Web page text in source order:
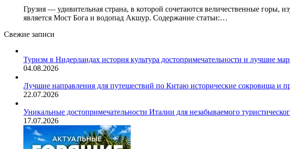
Грузия — удивительная страна, в которой сочетаются величественные
является Мост Бога и водопад Акшур. Содержание статьи:…
Свежие записи
Туризм в Нидерландах история культура достопримечательности и лучшие
04.08.2026
Лучшие направления для путешествий по Китаю исторические сокровища и
22.07.2026
Уникальные достопримечательности Италии для незабываемого
17.07.2026